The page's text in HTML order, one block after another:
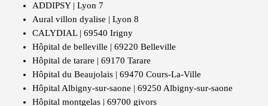
ADDIPSY | Lyon 7
Aural villon dyalise | Lyon 8
CALYDIAL | 69540 Irigny
Hôpital de belleville | 69220 Belleville
Hôpital de tarare | 69170 Tarare
Hôpital du Beaujolais | 69470 Cours-La-Ville
Hôpital Albigny-sur-saone | 69250 Albigny-sur-saone
Hôpital montgelas | 69700 givors